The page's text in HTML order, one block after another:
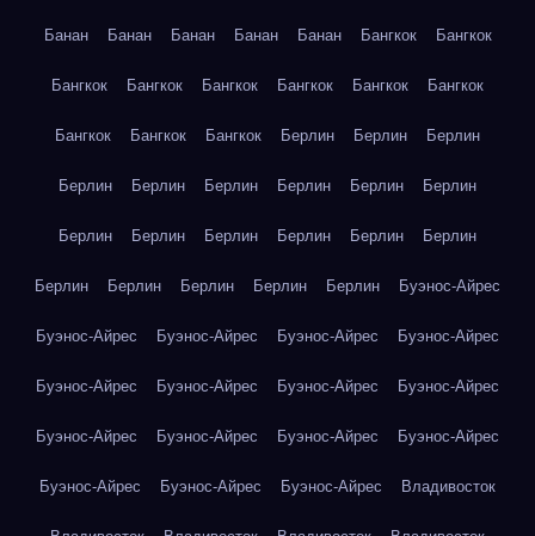
Банан Банан Банан Банан Банан Бангкок Бангкок
Бангкок Бангкок Бангкок Бангкок Бангкок Бангкок
Бангкок Бангкок Бангкок Берлин Берлин Берлин
Берлин Берлин Берлин Берлин Берлин Берлин
Берлин Берлин Берлин Берлин Берлин Берлин
Берлин Берлин Берлин Берлин Берлин Буэнос-Айрес
Буэнос-Айрес Буэнос-Айрес Буэнос-Айрес Буэнос-Айрес
Буэнос-Айрес Буэнос-Айрес Буэнос-Айрес Буэнос-Айрес
Буэнос-Айрес Буэнос-Айрес Буэнос-Айрес Буэнос-Айрес
Буэнос-Айрес Буэнос-Айрес Буэнос-Айрес Владивосток